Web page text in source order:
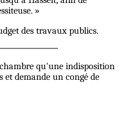
»
des travaux publics.
qu'une indisposition
et demande un congé de